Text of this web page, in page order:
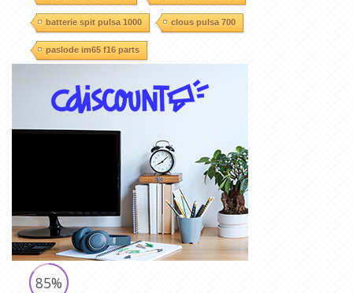
batterie spit pulsa 1000 clous pulsa 700
paslode im65 f16 parts
85%